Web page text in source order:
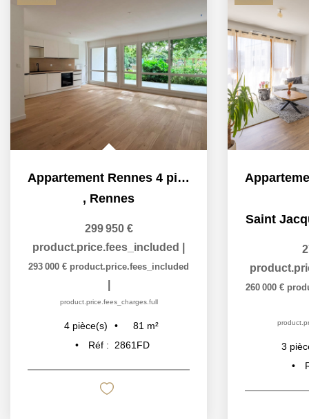
Appartement Rennes 4 pièce(s) 83 m2
, Rennes
299 950 €
product.price.fees_included
293 000 € product.price.fees_included
product.price.fees_charges.full
4 pièce(s) 81 m²
Réf :
2861FD
Saint
260 000 €
3